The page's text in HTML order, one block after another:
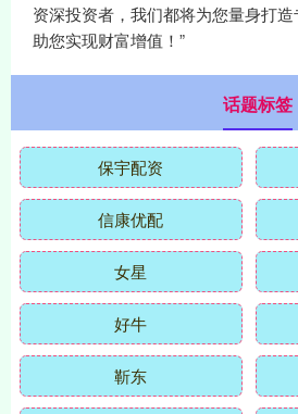
资深投资者，我们都将为您量身打造
助您实现财富增值！”
话题标签
保宇配资
信康优配
女星
好牛
靳东